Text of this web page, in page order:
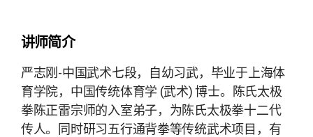
讲师简介
严志刚-中国武术七段，自幼习武，毕业于上海体
育学院，中国传统体育学 (武术) 博士。陈氏太极
拳陈正雷宗师的入室弟子，为陈氏太极拳十二代
传人。同时研习五行通背拳等传统武术项目，有